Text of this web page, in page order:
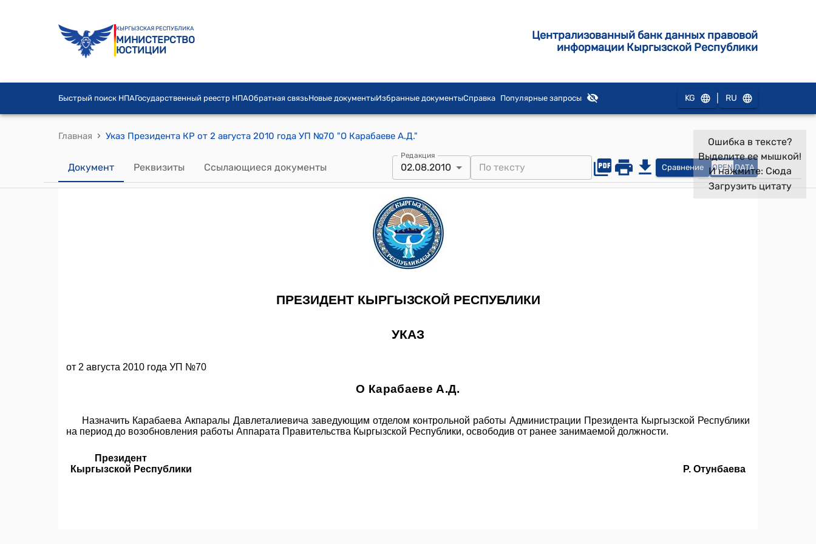
КЫРГЫЗСКАЯ РЕСПУБЛИКА
МИНИСТЕРСТВО
ЮСТИЦИИ
Централизованный банк данных правовой
информации Кыргызской Республики
Быстрый поиск НПАГосударственный реестр НПАОбратная связьНовые документыИзбранные документыСправка Популярные запросы KG RU
Главная › Указ Президента КР от 2 августа 2010 года УП №70 "О Карабаеве А.Д."
Документ Реквизиты Ссылающиеся документы
Редакция
02.08.2010 Сравнение OPEN DATA
Ошибка в тексте?
Выделите ее мышкой!
И нажмите: Сюда
Загрузить цитату